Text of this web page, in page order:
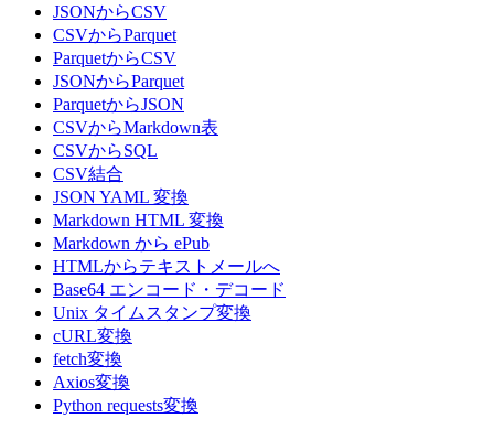
JSONからCSV
CSVからParquet
ParquetからCSV
JSONからParquet
ParquetからJSON
CSVからMarkdown表
CSVからSQL
CSV結合
JSON YAML 変換
Markdown HTML 変換
Markdown から ePub
HTMLからテキストメールへ
Base64 エンコード・デコード
Unix タイムスタンプ変換
cURL変換
fetch変換
Axios変換
Python requests変換